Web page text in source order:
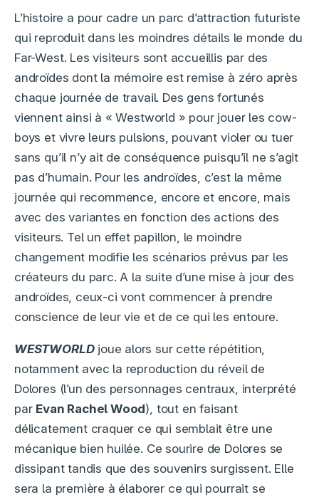
L’histoire a pour cadre un parc d’attraction futuriste
qui reproduit dans les moindres détails le monde du
Far-West. Les visiteurs sont accueillis par des
androïdes dont la mémoire est remise à zéro après
chaque journée de travail. Des gens fortunés
viennent ainsi à « Westworld » pour jouer les cow-
boys et vivre leurs pulsions, pouvant violer ou tuer
sans qu’il n’y ait de conséquence puisqu’il ne s’agit
pas d’humain. Pour les androïdes, c’est la même
journée qui recommence, encore et encore, mais
avec des variantes en fonction des actions des
visiteurs. Tel un effet papillon, le moindre
changement modifie les scénarios prévus par les
créateurs du parc. A la suite d’une mise à jour des
androïdes, ceux-ci vont commencer à prendre
conscience de leur vie et de ce qui les entoure.
WESTWORLDjoue alors sur cette répétition,
notamment avec la reproduction du réveil de
Dolores (l’un des personnages centraux, interprété
par Evan Rachel Wood), tout en faisant
délicatement craquer ce qui semblait être une
mécanique bien huilée. Ce sourire de Dolores se
dissipant tandis que des souvenirs surgissent. Elle
sera la première à élaborer ce qui pourrait se